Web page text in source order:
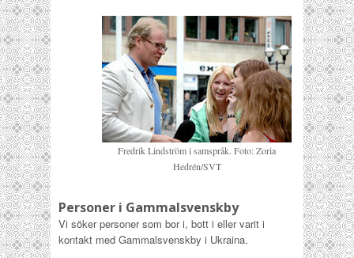
Fredrik Lindström i samspråk. Foto: Zoria
Hedrén/SVT
Personer i Gammalsvenskby
Vi söker personer som bor i, bott i eller varit i
kontakt med Gammalsvenskby i Ukraina.